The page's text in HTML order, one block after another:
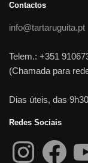
Contactos
info@tartaruguita.pt
Telem.: +351
(Chamada para
Dias úteis, das
Redes Sociais